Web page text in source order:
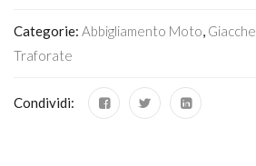
Categorie: Abbigliamento Moto,
Traforate
Condividi: